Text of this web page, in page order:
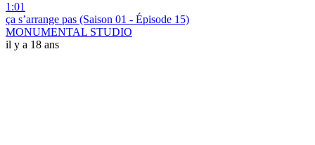
1:01
ça s’arrange pas (Saison 01 - Épisode 15)
MONUMENTAL STUDIO
il y a 18 ans